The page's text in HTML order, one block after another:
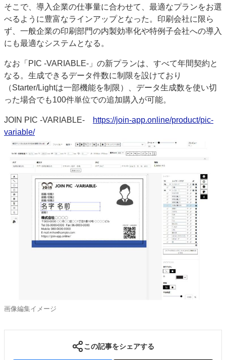
そこで、導入企業の仕事量に合わせて、最適なプランをお選
べるように豊富なラインアップとなった。印刷会社に限ら
ず、一般企業の印刷部門の内製効率化や特例子会社への導入
にも最適なシステムとなる。
なお「PIC -VARIABLE-」の新プランは、すべて年間契約と
なる。生成できるデータ件数に制限を設けており
（Starter/Lightは一部機能を制限）、データ生成数を使い切
った場合でも100件単位での追加購入が可能。
JOIN PIC -VARIABLE-
https://join-app.online/product/pic-
variable/
画像編集イメージ
この記事をシェアする